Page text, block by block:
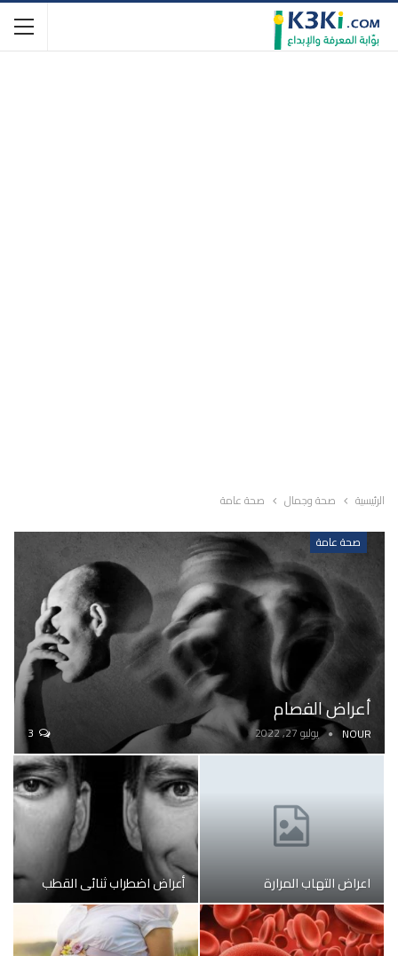
الرئيسية صحة وجمال صحة عامة
صحة عامة
أعراض الفصام
NOUR يوليو 27, 2022
اعراض التهاب المرارة أعراض اضطراب ثنائي القطب